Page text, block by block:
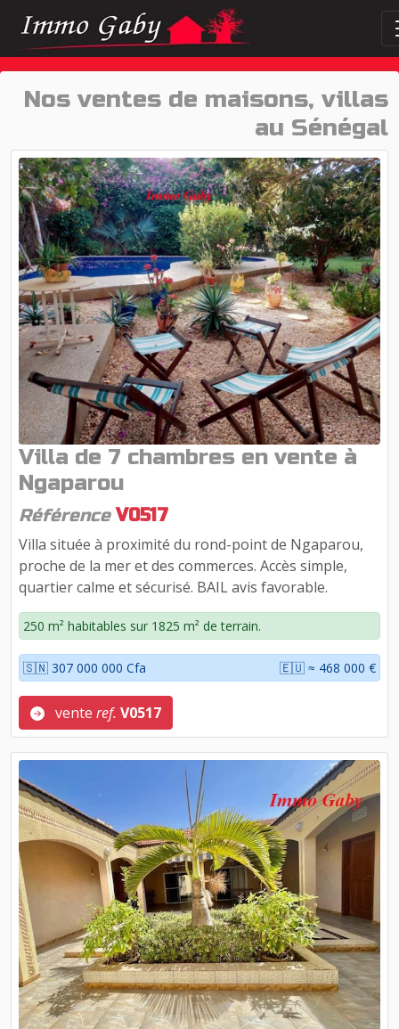
Nos ventes de maisons, villas
au Sénégal
Villa de 7 chambres en vente à
Ngaparou
Référence V0517
Villa située à proximité du rond-point de Ngaparou,
proche de la mer et des commerces. Accès simple,
quartier calme et sécurisé. BAIL avis favorable.
250 m² habitables sur 1825 m² de terrain.
🇸🇳 307 000 000 Cfa 🇪🇺 ≈ 468 000 €
vente ref. V0517